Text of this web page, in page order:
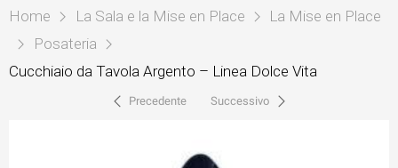
Home La Sala e la Mise en Place
La Mise en Place
Posateria
Cucchiaio da Tavola Argento – Linea Dolce Vita
Precedente Successivo